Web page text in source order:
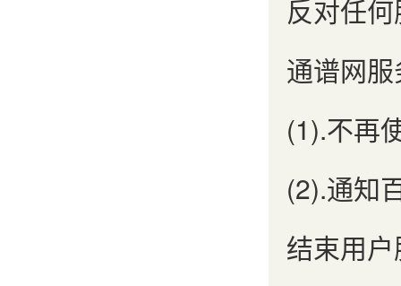
反对任
通谱网
(1).不再
(2).通知
结束用